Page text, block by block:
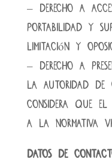
– Derecho a
portabilidad y
limitación y
– Derecho a
la autoridad de
considera que
a la normativa
Datos de